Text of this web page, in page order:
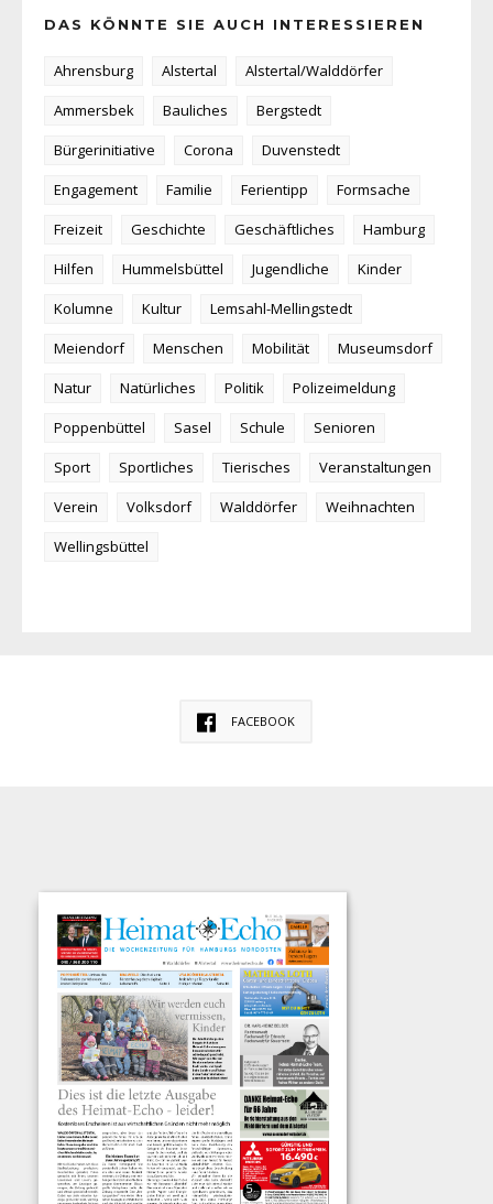
DAS KÖNNTE SIE AUCH INTERESSIEREN
Ahrensburg Alstertal
Alstertal/Walddörfer
Ammersbek
Bauliches
Bergstedt
Bürgerinitiative
Corona
Duvenstedt
Engagement
Familie Ferientipp
Formsache
Freizeit
Geschichte Geschäftliches
Hamburg
Hilfen
Hummelsbüttel Jugendliche
Kinder
Kolumne
Kultur
Lemsahl-Mellingstedt
Meiendorf
Menschen Mobilität
Museumsdorf
Natur
Natürliches Politik
Polizeimeldung
Poppenbüttel
Sasel Schule
Senioren
Sport
Sportliches Tierisches
Veranstaltungen
Verein
Volksdorf Walddörfer
Weihnachten
Wellingsbüttel
FACEBOOK